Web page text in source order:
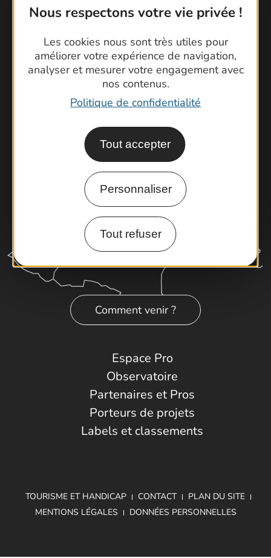
Nous respectons votre vie privée !
Les cookies nous sont très utiles pour
améliorer votre expérience de navigation,
analyser et mesurer votre engagement avec
nos contenus.
Politique de confidentialité
Tout accepter
Personnaliser
Tout refuser
Contactez-nous !
Foire aux questions
Brochures
Cartoguides et Topoguides
Latitude Gard
Comment venir ?
Espace Pro
Observatoire
Partenaires et Pros
Porteurs de projets
Labels et classements
TOURISME ET HANDICAP CONTACT
PLAN DU SITE
MENTIONS LÉGALES
DONNÉES PERSONNELLES